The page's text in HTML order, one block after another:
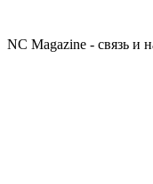
NC Magazine - связь и